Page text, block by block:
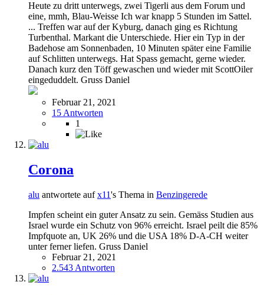
Heute zu dritt unterwegs, zwei Tigerli aus dem Forum und
eine, mmh, Blau-Weisse Ich war knapp 5 Stunden im Sattel.
... Treffen war auf der Kyburg, danach ging es Richtung
Turbenthal. Markant die Unterschiede. Hier ein Typ in der
Badehose am Sonnenbaden, 10 Minuten später eine Familie
auf Schlitten unterwegs. Hat Spass gemacht, gerne wieder.
Danach kurz den Töff gewaschen und wieder mit ScottOiler
eingeduddelt. Gruss Daniel
Februar 21, 2021
15 Antworten
1
Corona
alu antwortete aufx11's Thema in Benzingerede
Impfen scheint ein guter Ansatz zu sein. Gemäss Studien aus
Israel wurde ein Schutz von 96% erreicht. Israel peilt die 85%
Impfquote an, UK 26% und die USA 18% D-A-CH weiter
unter ferner liefen. Gruss Daniel
Februar 21, 2021
2.543 Antworten